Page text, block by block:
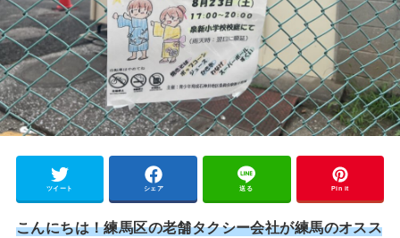
ツイート シェア 送る Pin it
こんにちは！練馬区の老舗タクシー会社が練馬のオスス